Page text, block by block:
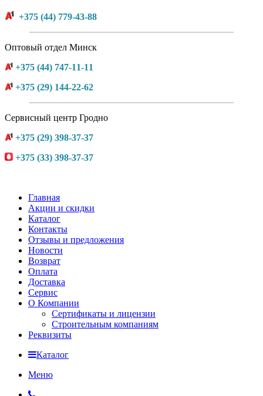
+375 (44) 779-43-88
Оптовый отдел Минск
+375 (44) 747-11-11
+375 (29) 144-22-62
Сервисный центр Гродно
+375 (29) 398-37-37
+375 (33) 398-37-37
Главная
Акции и скидки
Каталог
Контакты
Отзывы и предложения
Новости
Возврат
Оплата
Доставка
Сервис
О Компании
Сертификаты и лицензии
Строительным компаниям
Реквизиты
Каталог
Меню